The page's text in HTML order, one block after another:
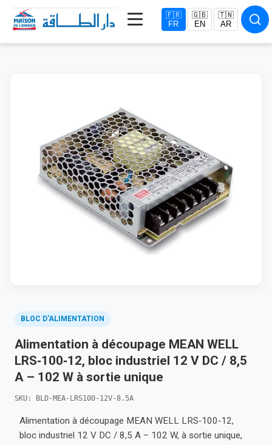
🇫🇷
FR
🇬🇧
EN
🇹🇳
AR
BLOC D'ALIMENTATION
Alimentation à découpage MEAN WELL
LRS‑100‑12, bloc industriel 12 V DC / 8,5
A – 102 W à sortie unique
SKU: BLD-MEA-LRS100-12V-8.5A
Alimentation à découpage MEAN WELL LRS‑100‑12,
bloc industriel 12 V DC / 8,5 A – 102 W, à sortie unique,